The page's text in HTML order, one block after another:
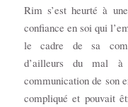
Rim s’est heurté à
confiance en soi qui
le cadre de sa
d’ailleurs du mal
communication de son
compliqué et pouvait